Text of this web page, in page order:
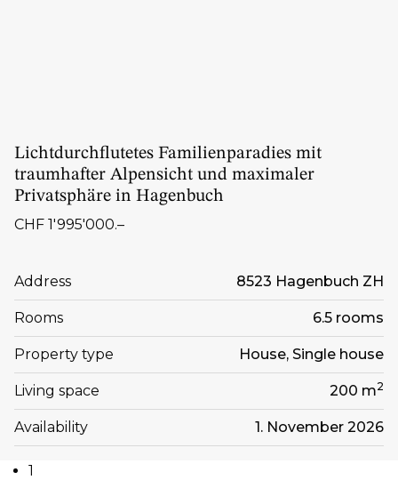
Lichtdurchflutetes Familienparadies mit
traumhafter Alpensicht und maximaler
Privatsphäre in Hagenbuch
CHF 1'995'000.–
Address 8523 Hagenbuch ZH
Rooms 6.5 rooms
Property type House, Single house
Living space 200 m2
Availability 1. November 2026
1